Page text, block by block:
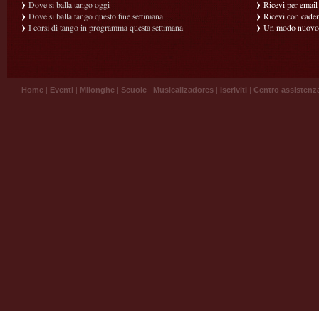
Dove si balla tango oggi
Dove si balla tango questo fine settimana
I corsi di tango in programma questa settimana
Ricevi per
Ricevi con
Un modo
Home | Eventi | Milonghe | Scuole | Musicalizadores | Iscriviti | Centro